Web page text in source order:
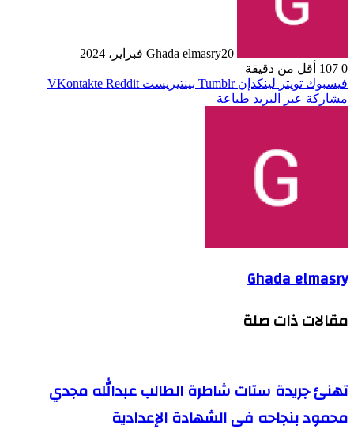
Ghada elmasry20 فبراير، 2024
0
أقل من دقيقة
فيسبوك تويتر لينكدإن بينتيريست
مشاركة عبر البريد طباعة
Ghada elmasry
مقالات ذات صلة
تهنئ جريدة ستات شاطرة الطالب عبدالله مجدي
محمود بنجاحه فى الشهادة الإعدادية